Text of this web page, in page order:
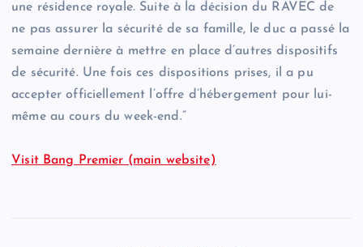
une résidence royale. Suite à la décision du RAVEC de
ne pas assurer la sécurité de sa famille, le duc a passé la
semaine dernière à mettre en place d’autres dispositifs
de sécurité. Une fois ces dispositions prises, il a pu
accepter officiellement l’offre d’hébergement pour lui-
même au cours du week-end.”
Visit Bang Premier (main website)